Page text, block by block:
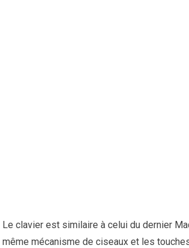
Le clavier est similaire à celui du dernier
même mécanisme de ciseaux et les